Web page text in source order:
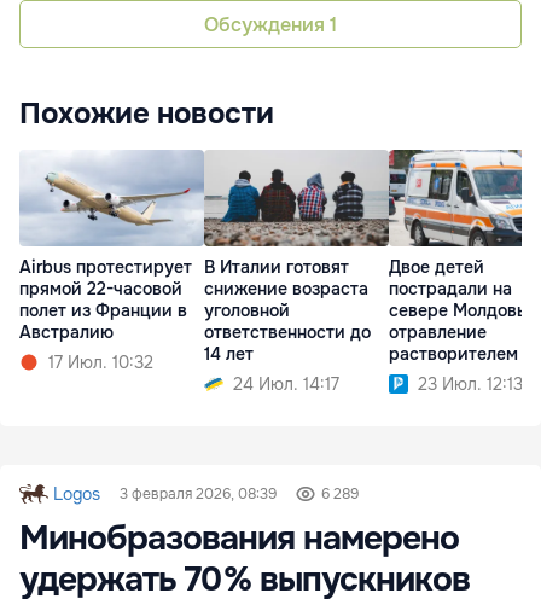
Обсуждения 1
Похожие новости
Airbus протестирует
прямой 22-часовой
полет из Франции в
Австралию
17 Июл. 10:32
В Италии готовят
снижение возраста
уголовной
ответственности до
14 лет
24 Июл. 14:17
Двое детей
пострадали на
севере Молдовы:
отравление
растворителем и
травма23 Июл. 12:13
Logos 3 февраля 2026, 08:39 6 289
Минобразования намерено
удержать 70 % выпускников